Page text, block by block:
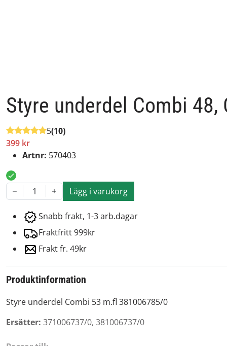
Styre underdel Combi
5(10)
399 kr
Artnr: 570403
1 Lägg i varukorg
Snabb frakt, 1-3 arb.dagar
Fraktfritt 999kr
Frakt fr. 49kr
Produktinformation
Styre underdel Combi 53 m.fl 381006785/0
Ersätter: 371006737/0, 381006737/0